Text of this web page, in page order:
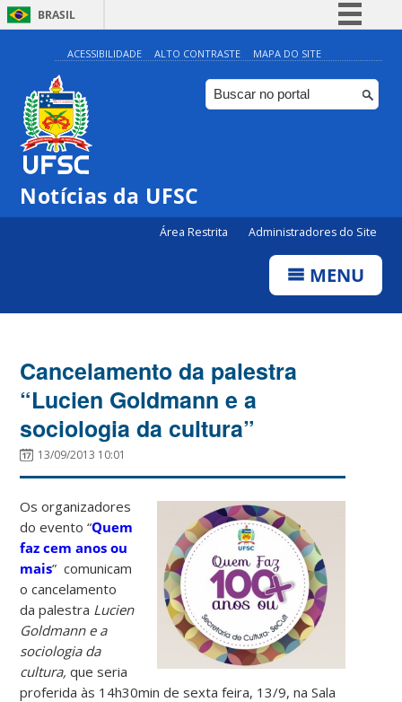
BRASIL
Simplifique!
Comunica BR
Participe
ACESSIBILIDADE ALTO CONTRASTE MAPA DO SITE
Notícias da UFSC
Área Restrita Administradores do Site
MENU
Cancelamento da palestra
“Lucien Goldmann e a
sociologia da cultura”
13/09/2013 10:01
Os organizadores
do evento “Quem
faz cem anos ou
mais” comunicam
o cancelamento
da palestra Lucien
Goldmann e a
sociologia da
cultura,que seria
proferida às 14h30min de sexta feira, 13/9, na Sala